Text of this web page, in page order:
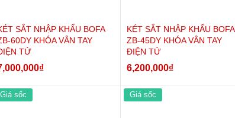
SẮT NHẬP KHẨU BOFA
60DY KHÓA VÂN TAY
TỬ
₫
KÉT SẮT NHẬP KHẨU BOFA
ZB-45DY KHÓA VÂN TAY
ĐIỆN TỬ
6,200,000₫
Giá sốc Giá sốc